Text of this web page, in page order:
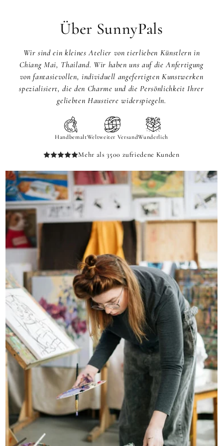
Über SunnyPals
Wir sind ein kleines Atelier von tierlieben Künstlern in
Chiang Mai, Thailand. Wir haben uns auf die Anfertigung
von fantasievollen, individuell angefertigten Kunstwerken
spezialisiert, die den Charme und die Persönlichkeit Ihrer
geliebten Haustiere widerspiegeln.
HandbemaltWeltweiter VersandWunderlich
Mehr als 3500 zufriedene Kunden